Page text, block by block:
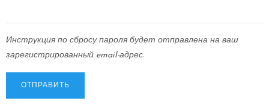
Инструкция по сбросу пароля будет отправлена на ваш
зарегистрированный email-адрес.